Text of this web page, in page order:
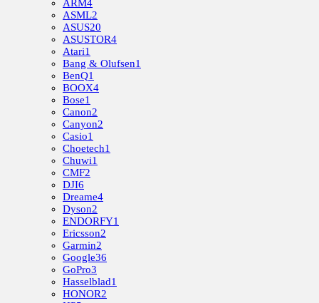
ARM4
ASML2
ASUS20
ASUSTOR4
Atari1
Bang & Olufsen1
BenQ1
BOOX4
Bose1
Canon2
Canyon2
Casio1
Choetech1
Chuwi1
CMF2
DJI6
Dreame4
Dyson2
ENDORFY1
Ericsson2
Garmin2
Google36
GoPro3
Hasselblad1
HONOR2